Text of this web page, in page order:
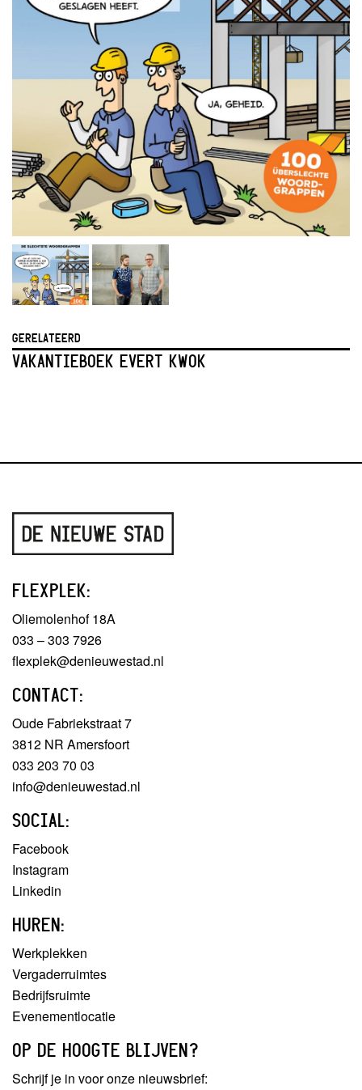
GERELATEERD
VAKANTIEBOEK EVERT KWOK
FLEXPLEK:
Oliemolenhof 18A
033 – 303 7926
flexplek@denieuwestad.nl
CONTACT:
Oude Fabriekstraat 7
3812 NR Amersfoort
033 203 70 03
info@denieuwestad.nl
SOCIAL:
Facebook
Instagram
Linkedin
HUREN:
Werkplekken
Vergaderruimtes
Bedrijfsruimte
Evenementlocatie
OP DE HOOGTE BLIJVEN?
Schrijf je in voor onze nieuwsbrief: